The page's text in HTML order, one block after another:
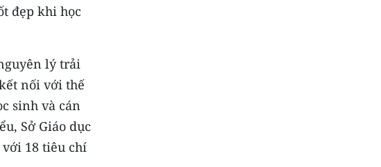
đẹp khi học
lý trải
nối với thế
sinh và cán
Sở Giáo dục
18 tiêu chí